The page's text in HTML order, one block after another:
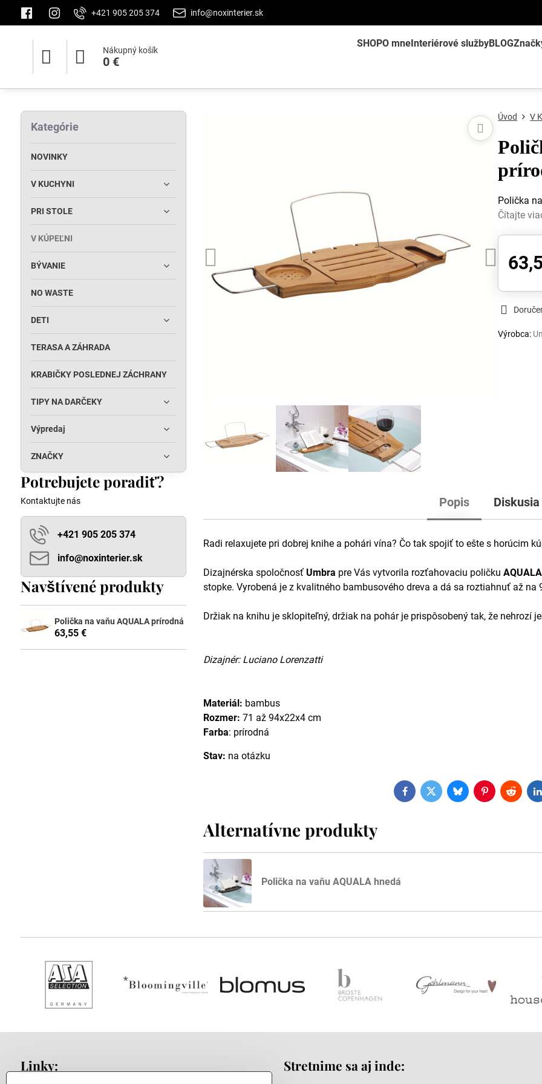
+421 905 205 374 info@noxinterier.sk
Nákupný košík
0 €
SHOPO mneInteriérové službyBLOG
Úvod V
Polička
Čítajte
Výrobca:
Popis Diskusia
Radi relaxujete pri dobrej knihe a pohári vína? Čo tak spojiť to ešte s horúcim
Dizajnérska spoločnosťUmbra pre Vás vytvorila rozťahovaciu poličkuAQUALA
stopke. Vyrobená je z kvalitného bambusového dreva a dá sa roztiahnuť až na
Držiak na knihu je sklopiteľný, držiak na pohár je prispôsobený tak, že nehrozí
Dizajnér: Luciano Lorenzatti
Materiál: bambus
Rozmer: 71 až 94x22x4 cm
Farba: prírodná
Stav: na otázku
FacebookTwitterBlueskyPinterestReddit
Alternatívne produkty
Polička na vaňu AQUALA hnedá
Kategórie
NOVINKY
V KUCHYNI
PRI STOLE
V KÚPEĽNI
BÝVANIE
NO WASTE
DETI
TERASA A ZÁHRADA
KRABIČKY POSLEDNEJ ZÁCHRANY
TIPY NA DARČEKY
Výpredaj
ZNAČKY
Potrebujete poradiť?
Kontaktujte nás
+421 905 205 374
info​@noxinterier​.sk
Navštívené produkty
Polička na vaňu AQUALA prírodná
63,55 €
Linky: Stretnime sa aj inde: